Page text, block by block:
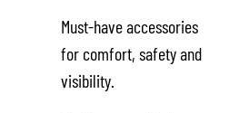
Must-have accessories
for comfort, safety and
visibility.